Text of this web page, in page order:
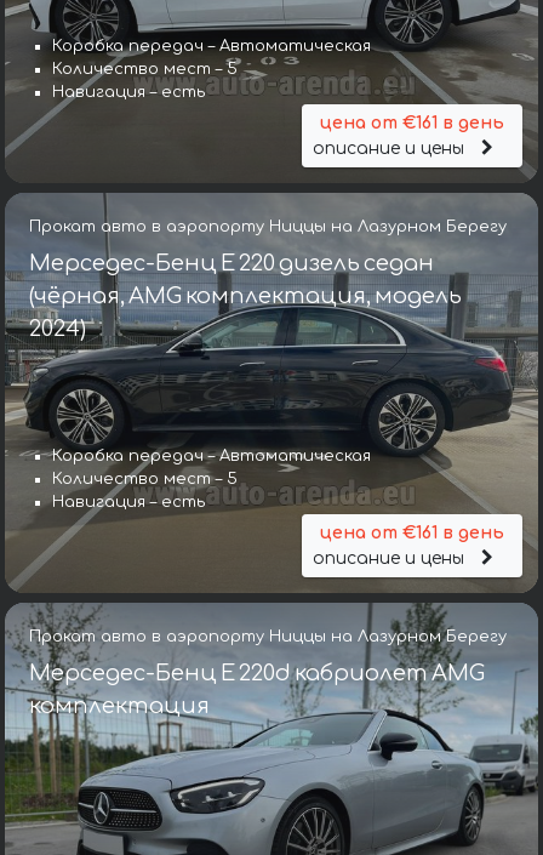
Коробка передач – Автоматическая
Количество мест – 5
Навигация – есть
цена от €161 в день
описание и цены
Прокат авто в аэропорту Ниццы на Лазурном Берегу
Мерседес-Бенц E 220 дизель седан
(чёрная, AMG комплектация, модель
2024)
Коробка передач – Автоматическая
Количество мест – 5
Навигация – есть
цена от €161 в день
описание и цены
Прокат авто в аэропорту Ниццы на Лазурном Берегу
Мерседес-Бенц E 220d кабриолет AMG
комплектация